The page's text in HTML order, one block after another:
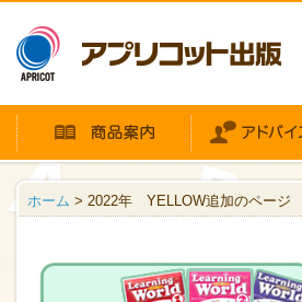
ホーム > 2022年 YELLOW追加のページ